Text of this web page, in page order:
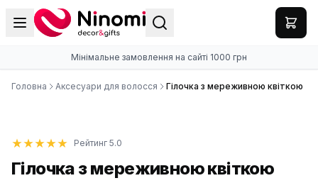
Мінімальне замовлення на сайті 1000 грн
Головна Аксесуари для волосся Гілочка з мереживною квіткою
Рейтинг 5.0
Гілочка з мереживною квіткою